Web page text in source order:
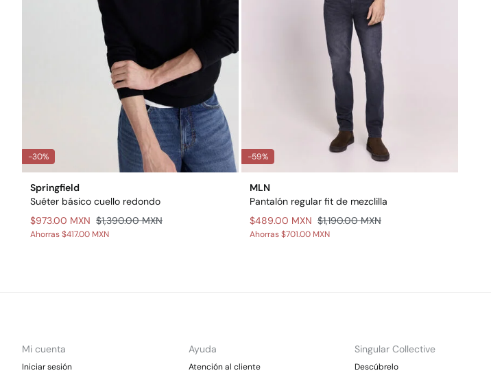
-30%
Springfield
Suéter básico cuello redondo
$973.00 MXN $1,390.00 MXN
Ahorras$417.00 MXN
-59%
MLN
Pantalón regular fit de mezclilla
$489.00 MXN $1,190.00 MXN
Ahorras$701.00 MXN
Mi cuenta
Iniciar sesión
Ayuda
Atención al cliente
Singular Collective
Descúbrelo